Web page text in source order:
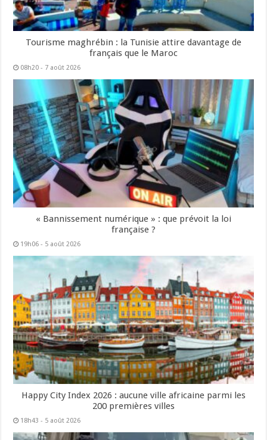
Tourisme maghrébin : la Tunisie attire davantage de
français que le Maroc
08h20 - 7 août 2026
« Bannissement numérique » : que prévoit la loi
française ?
19h06 - 5 août 2026
Happy City Index 2026 : aucune ville africaine parmi les
200 premières villes
18h43 - 5 août 2026